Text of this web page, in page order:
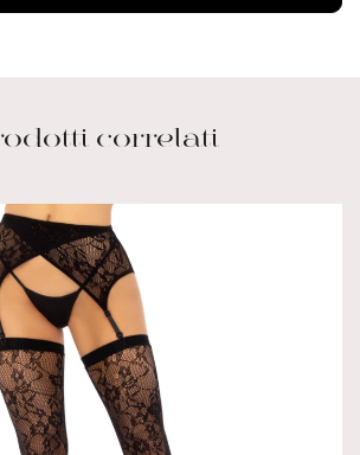
correlati